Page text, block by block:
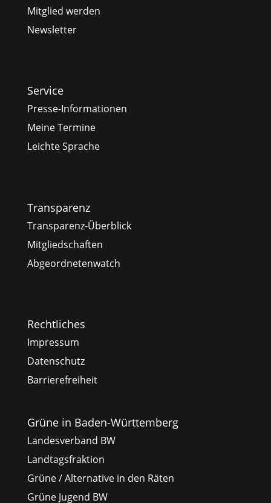
Mitglied werden
Newsletter
Service
Presse-Informationen
Meine Termine
Leichte Sprache
Transparenz
Transparenz-Überblick
Mitgliedschaften
Abgeordnetenwatch
Rechtliches
Impressum
Datenschutz
Barrierefreiheit
Grüne in Baden-Württemberg
Landesverband BW
Landtagsfraktion
Grüne / Alternative in den Räten
Grüne Jugend BW